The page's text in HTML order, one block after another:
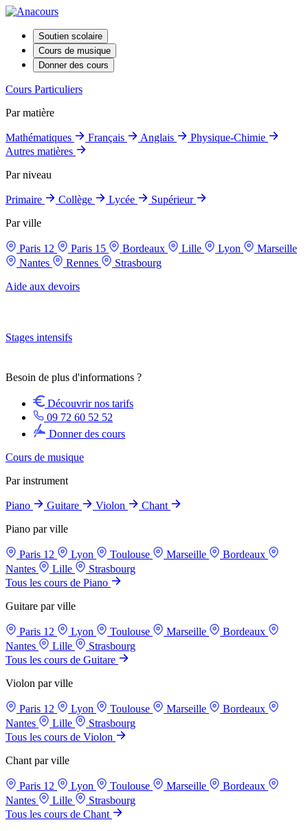
Soutien scolaire
Cours de musique
Donner des cours
Cours Particuliers
Par matière
Mathématiques Français Anglais
Physique-Chimie
Autres matières
Par niveau
Primaire Collège Lycée
Supérieur
Par ville
Paris 12 Paris 15 Bordeaux Lille Lyon
Marseille
Nantes
Rennes
Strasbourg
Aide aux devoirs
Stages intensifs
Besoin de plus d'informations ?
Découvrir nos tarifs
09 72 60 52 52
Donner des cours
Cours de musique
Par instrument
Piano Guitare Violon
Chant
Piano par ville
Paris 12 Lyon Toulouse Marseille
Bordeaux
Nantes
Lille
Strasbourg
Tous les cours de Piano
Guitare par ville
Paris 12 Lyon Toulouse Marseille
Bordeaux
Nantes
Lille
Strasbourg
Tous les cours de Guitare
Violon par ville
Paris 12 Lyon Toulouse Marseille
Bordeaux
Nantes
Lille
Strasbourg
Tous les cours de Violon
Chant par ville
Paris 12 Lyon Toulouse Marseille
Bordeaux
Nantes
Lille
Strasbourg
Tous les cours de Chant